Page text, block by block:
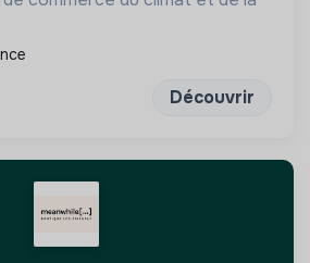
Découvrir